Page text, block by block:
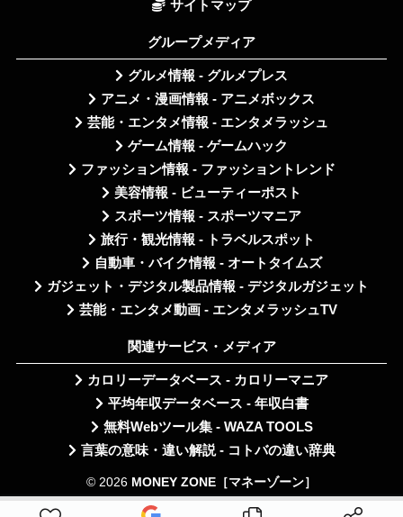
サイトマップ
グループメディア
グルメ情報 - グルメプレス
アニメ・漫画情報 - アニメボックス
芸能・エンタメ情報 - エンタメラッシュ
ゲーム情報 - ゲームハック
ファッション情報 - ファッショントレンド
美容情報 - ビューティーポスト
スポーツ情報 - スポーツマニア
旅行・観光情報 - トラベルスポット
自動車・バイク情報 - オートタイムズ
ガジェット・デジタル製品情報 - デジタルガジェット
芸能・エンタメ動画 - エンタメラッシュTV
関連サービス・メディア
カロリーデータベース - カロリーマニア
平均年収データベース - 年収白書
無料Webツール集 - WAZA TOOLS
言葉の意味・違い解説 - コトバの違い辞典
© 2026 MONEY ZONE［マネーゾーン］